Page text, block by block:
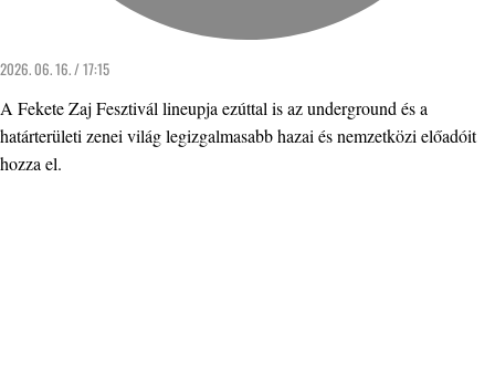
2026. 06. 16. / 17:15
A Fekete Zaj Fesztivál lineupja ezúttal is az underground és a
határterületi zenei világ legizgalmasabb hazai és nemzetközi előadóit
hozza el.